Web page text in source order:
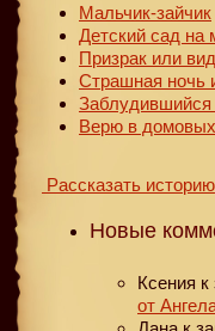
Мальчик-зайчик
Детский сад на
Призрак или
Страшная ночь
Заблудившийся
Верю в домовых
Рассказать историю
Новые
Ксения к
от